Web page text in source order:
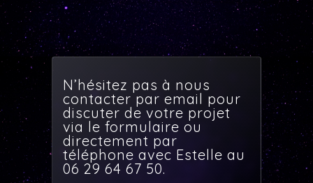
N’hésitez pas à nous
contacter par email pour
discuter de votre projet
via le formulaire ou
directement par
téléphone avec Estelle au
06 29 64 67 50.